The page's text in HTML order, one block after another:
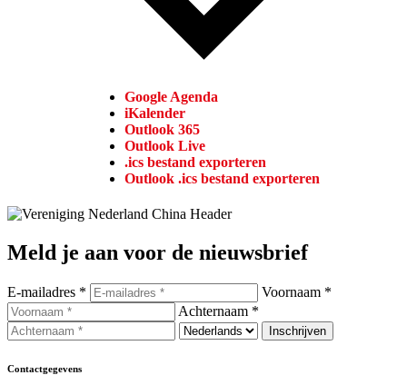
Google Agenda
iKalender
Outlook 365
Outlook Live
.ics bestand exporteren
Outlook .ics bestand exporteren
Meld je aan voor de nieuwsbrief
E-mailadres *
Voornaam *
Achternaam *
Contactgegevens